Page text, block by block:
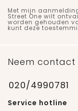
Met mijn
Street One wilt
worden gehouden
kunt deze
Neem
020/4990781
Service hotline